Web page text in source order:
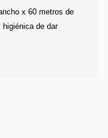
x 60 metros de
higiénica de dar